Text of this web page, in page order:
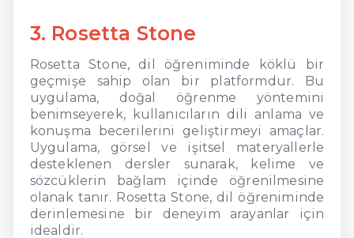
3. Rosetta Stone
Rosetta Stone, dil öğreniminde köklü bir
geçmişe sahip olan bir platformdur. Bu
uygulama, doğal öğrenme yöntemini
benimseyerek, kullanıcıların dili anlama ve
konuşma becerilerini geliştirmeyi amaçlar.
Uygulama, görsel ve işitsel materyallerle
desteklenen dersler sunarak, kelime ve
sözcüklerin bağlam içinde öğrenilmesine
olanak tanır. Rosetta Stone, dil öğreniminde
derinlemesine bir deneyim arayanlar için
idealdir.